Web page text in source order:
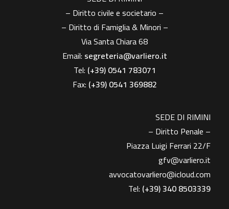
– Diritto civile e societario –
– Diritto di Famiglia & Minori –
Via Santa Chiara 68
Email: segreteria@varliero.it
Tel: (+39) 0541 783071
Fax: (+39)0541 369882
SEDE DI RIMINI
– Diritto Penale –
Piazza Luigi Ferrari 22/F
gfv@varliero.it
avvocatovarliero@icloud.com
Tel: (+39) 340 8503339